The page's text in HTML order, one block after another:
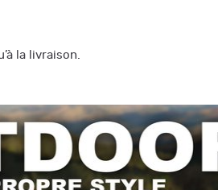
la livraison.